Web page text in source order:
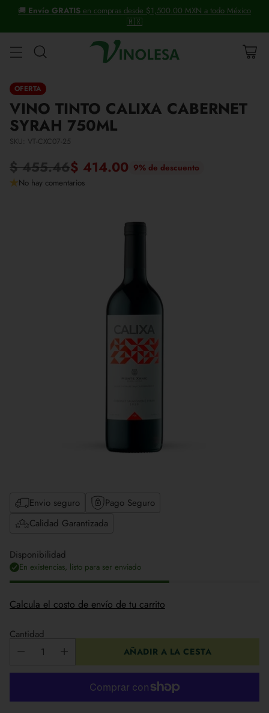
+30 años distribuyendo vinos y licores.
OFERTA
VINO TINTO CALIXA CABERNET
SYRAH 750ML
SKU: VT-CXC07-25
Precio
$ 455.46$ 414.00 9% de descuento
No hay comentarios
Envio seguro
Pago Seguro
Calidad Garantizada
Disponibilidad
En existencias, listo para ser enviado
Calcula el costo de envío de tu carrito
Cantidad
AÑADIR A LA CESTA